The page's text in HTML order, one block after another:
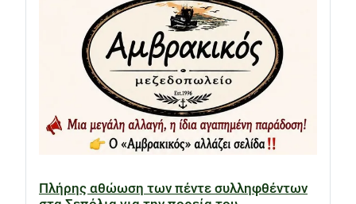
Πλήρης αθώωση των πέντε συλληφθέντων